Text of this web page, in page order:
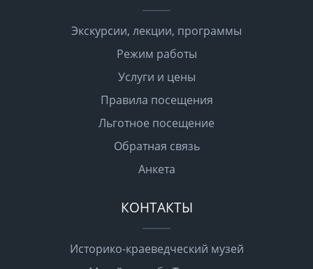
Экскурсии, лекции, программы
Режим работы
Услуги и цены
Правила посещения
Льготное посещение
Обратная связь
Анкета
КОНТАКТЫ
Историко-краеведческий музей